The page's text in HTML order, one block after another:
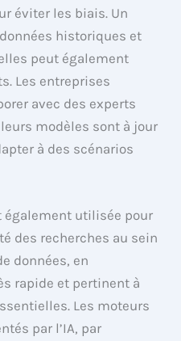
éviter les biais. Un
historiques et
peut également
Les entreprises
avec des experts
modèles sont à jour
à des scénarios
également utilisée pour
des recherches au sein
données, en
rapide et pertinent à
Les moteurs
par l’IA, par